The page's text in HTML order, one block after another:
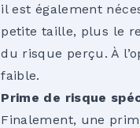
il est également
petite taille, plus le
du risque perçu. À
faible.
Prime de risque
Finalement, une